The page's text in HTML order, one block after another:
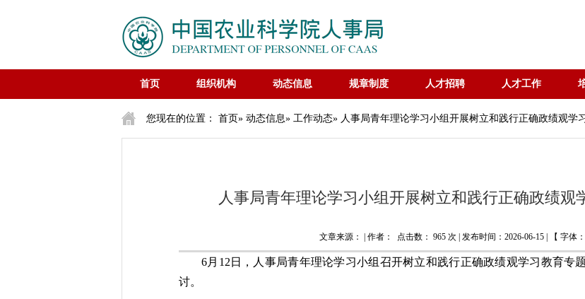
首页 组织机构 动态信息 规章制度 人才招聘 人才工作
您现在的位置： 首页» 动态信息» 工作动态» 人事局青年理论学习小组开展树立和践行正确政绩观学
人事局青年理论学习小组开展树立和践行正确政绩观
文章来源： | 作者： 点击数： 965 次 | 发布时间：2026-06-15 | 【 字体：
6月12日，人事局青年理论学习小组召开树立和践行正确政绩观学习教育专
讨。